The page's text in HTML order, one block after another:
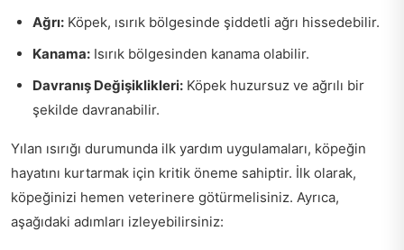
Ağrı: Köpek, ısırık bölgesinde şiddetli ağrı hissedebilir.
Kanama: Isırık bölgesinden kanama olabilir.
Davranış Değişiklikleri: Köpek huzursuz ve ağrılı bir
şekilde davranabilir.
Yılan ısırığı durumunda ilk yardım uygulamaları, köpeğin
hayatını kurtarmak için kritik öneme sahiptir. İlk olarak,
köpeğinizi hemen veterinere götürmelisiniz. Ayrıca,
aşağıdaki adımları izleyebilirsiniz: